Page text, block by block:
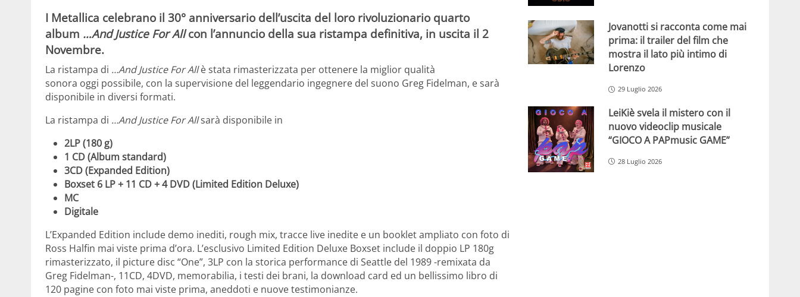
I Metallica celebrano il 30° anniversario dell’uscita del loro rivoluzionario quarto
album …And Justice For Allcon l’annuncio della sua ristampa definitiva, in uscita il 2
Novembre.
La ristampa di …And Justice For Allè stata rimasterizzata per ottenere la miglior qualità
sonora oggi possibile, con la supervisione del leggendario ingegnere del suono Greg Fidelman, e sarà
disponibile in diversi formati.
La ristampa di …And Justice For Allsarà disponibile in
2LP (180 g)
1 CD (Album standard)
3CD (Expanded Edition)
Boxset 6 LP + 11 CD + 4 DVD (Limited Edition Deluxe)
MC
Digitale
L’Expanded Edition include demo inediti, rough mix, tracce live inedite e un booklet ampliato con foto di
Ross Halfin mai viste prima d’ora. L’esclusivo Limited Edition Deluxe Boxset include il doppio LP 180g
rimasterizzato, il picture disc “One”, 3LP con la storica performance di Seattle del 1989 -remixata da
Greg Fidelman-, 11CD, 4DVD, memorabilia, i testi dei brani, la download card ed un bellissimo libro di
120 pagine con foto mai viste prima, aneddoti e nuove testimonianze.
Jovanotti si racconta come mai
prima: il trailer del film che
mostra il lato più intimo di
Lorenzo
29 Luglio 2026
LeiKiè svela il mistero con il
nuovo videoclip musicale
“GIOCO A PAPmusic GAME”
28 Luglio 2026